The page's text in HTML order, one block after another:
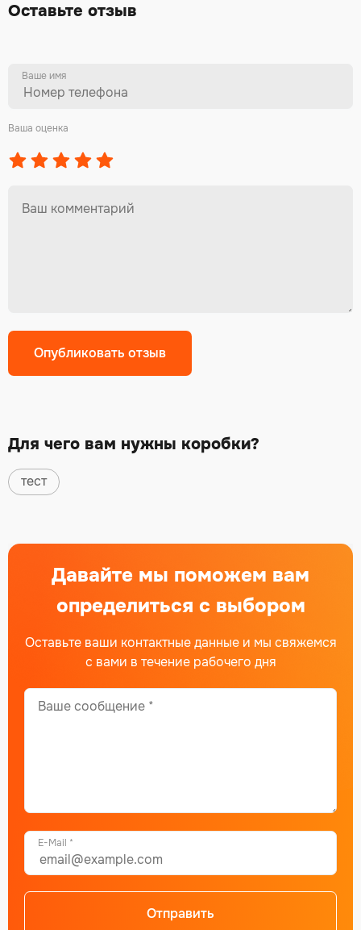
Оставьте отзыв
Ваше имя
Ваша оценка
Для чего вам нужны коробки?
тест
Давайте мы поможем вам
определиться с выбором
Оставьте ваши контактные данные и мы свяжемся
с вами в течение рабочего дня
E-Mail *
Отправить